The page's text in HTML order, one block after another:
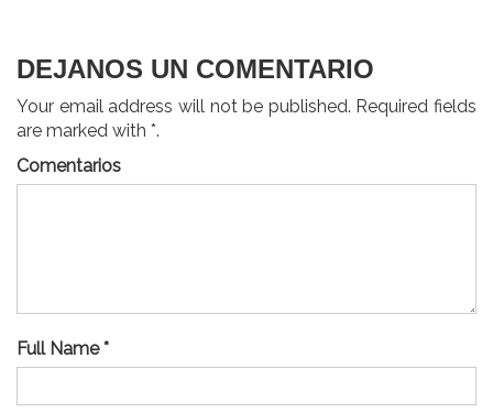
DEJANOS UN COMENTARIO
Your email address will not be published. Required fields
are marked with *.
Comentarios
Full Name *